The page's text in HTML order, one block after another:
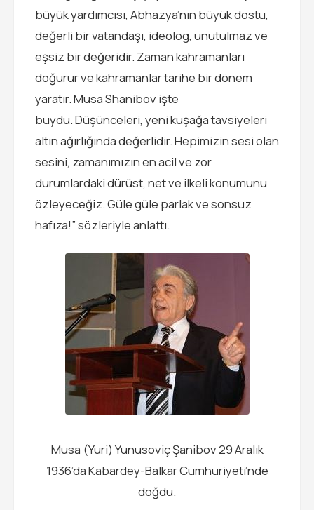
büyük yardımcısı, Abhazya’nın büyük dostu,
değerli bir vatandaşı, ideolog, unutulmaz ve
eşsiz bir değeridir. Zaman kahramanları
doğurur ve kahramanlar tarihe bir dönem
yaratır. Musa Shanibov işte
buydu. Düşünceleri, yeni kuşağa tavsiyeleri
altın ağırlığında değerlidir. Hepimizin sesi olan
sesini, zamanımızın en acil ve zor
durumlardaki dürüst, net ve ilkeli konumunu
özleyeceğiz. Güle güle parlak ve sonsuz
hafıza!” sözleriyle anlattı.
Musa (Yuri) Yunusoviç Şanibov 29 Aralık
1936’da Kabardey-Balkar Cumhuriyeti’nde
doğdu.